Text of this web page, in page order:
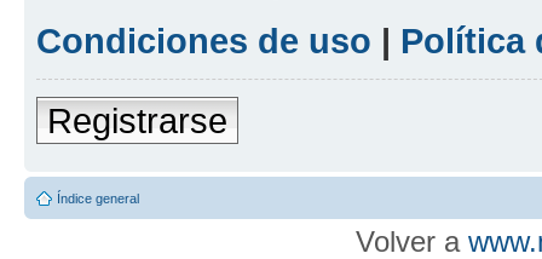
Condiciones de uso | Política
Registrarse
Índice general
Volver a